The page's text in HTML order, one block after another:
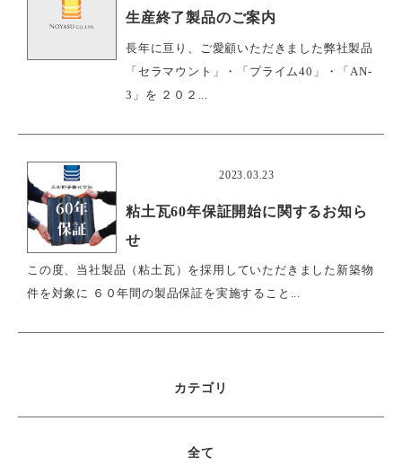
生産終了製品のご案内
長年に亘り、ご愛顧いただきました弊社製品
「セラマウント」・「プライム40」・「AN-
3」を ２０２...
2023.03.23
粘土瓦60年保証開始に関するお知ら
せ
この度、当社製品（粘土瓦）を採用していただきました新築物
件を対象に ６０年間の製品保証を実施すること...
カテゴリ
全て